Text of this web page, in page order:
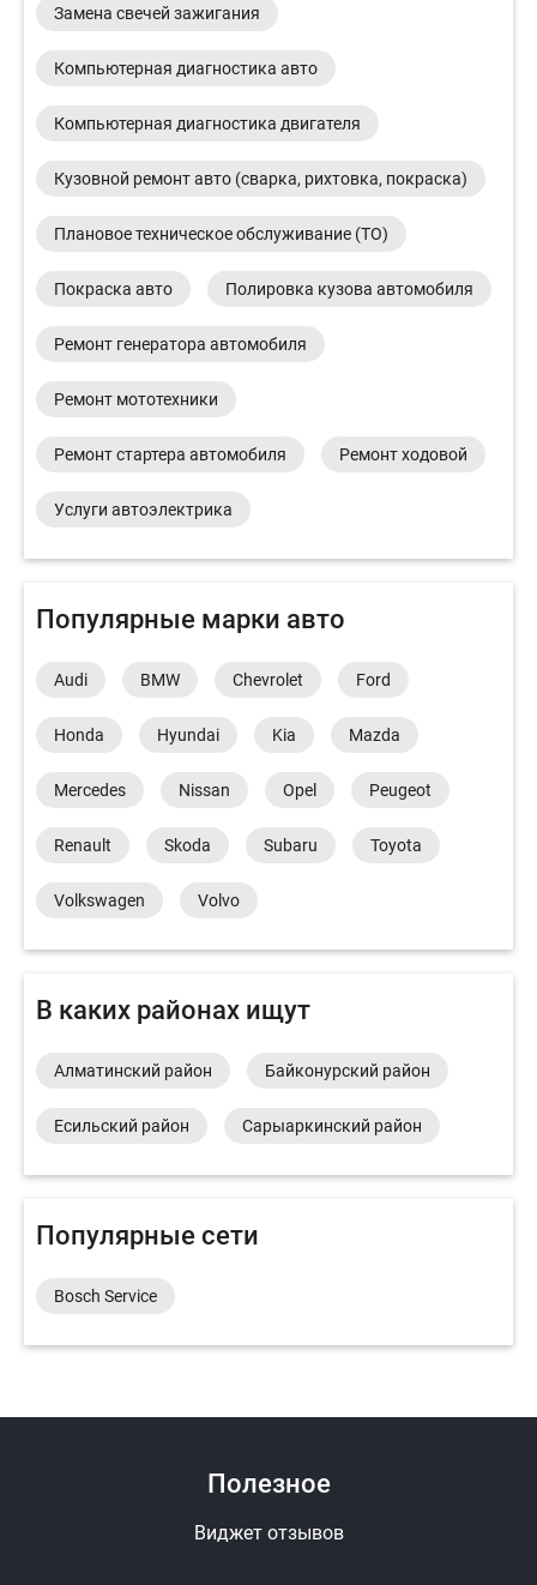
Замена свечей зажигания
Компьютерная диагностика авто
Компьютерная диагностика двигателя
Кузовной ремонт авто (сварка, рихтовка, покраска)
Плановое техническое обслуживание (ТО)
Покраска авто Полировка кузова автомобиля
Ремонт генератора автомобиля
Ремонт мототехники
Ремонт стартера автомобиля Ремонт ходовой
Услуги автоэлектрика
Популярные марки авто
Audi BMW Chevrolet Ford
Honda Hyundai Kia Mazda
Mercedes Nissan Opel Peugeot
Renault Skoda Subaru Toyota
Volkswagen Volvo
В каких районах ищут
Алматинский район Байконурский район
Есильский район Сарыаркинский район
Популярные сети
Bosch Service
Полезное
Виджет отзывов